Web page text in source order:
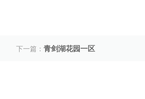
下一篇：青剑湖花园一区